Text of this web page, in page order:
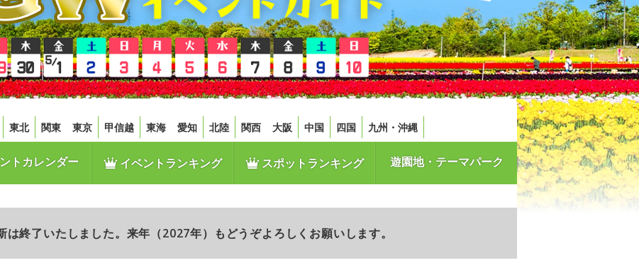
東北 関東 東京 甲信越 東海 愛知 北陸 関西 大阪 中国 四国 九州・沖縄
トカレンダー イベントランキング スポットランキング 遊園地・テーマパーク
は終了いたしました。来年（2027年）もどうぞよろしくお願いします。